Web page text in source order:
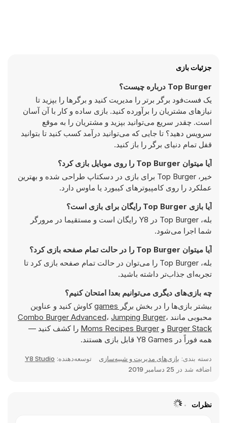
جزئیات بازی
Top Burger درباره چیست؟
یک فست‌فود برگر برتر را مدیریت کنید و برگرها را بپزید تا
نیازهای مشتریان را برآورده کنید. بازی ساده و کار با آن آسان
است. چقدر سریع می‌توانید بپزید و مشتریان را به موقع
سرویس دهید؟ تا جایی که می‌توانید درآمد کسب کنید تا بتوانید
قفل تمام دنیای برگر را باز کنید.
آیا میتوان Top Burger را روی موبایل بازی کرد؟
خیر، Top Burger برای بازی در دسکتاپ طراحی شده و بهترین
عملکرد را روی کامپیوتر‌های کیبورد یا ماوس دارد.
آیا بازی Top Burger رایگان برای بازی است؟
بله، Top Burger در Y8 رایگان است و مستقیما در مرورگر
شما اجرا می‌شود.
آیا میتوان Top Burger را در حالت تمام صفحه بازی کرد؟
بله، Top Burger را می‌توان در حالت تمام صفحه بازی کرد تا
تجربه‌ای جذاب‌تر داشته باشید.
چه بازی‌های دیگری می‌توانیم بعدا امتحان کنیم؟
بیشتر بازی‌ها را در بخش برگر games
کاوش کنید و عناوین
محبوبی مانند
Combo Burger Advanced، Jumping Burger،
Burger Stack و Moms Recipes Burger را کشف کنید —
همه فوراً در Y8 Games قابل بازی هستند.
دسته بندی: بازی‌های مدیریت و شبیه‌سازی توسعه‌دهنده: Y8 Studio
اضافه شد در 25 دسامبر 2019
نظرات